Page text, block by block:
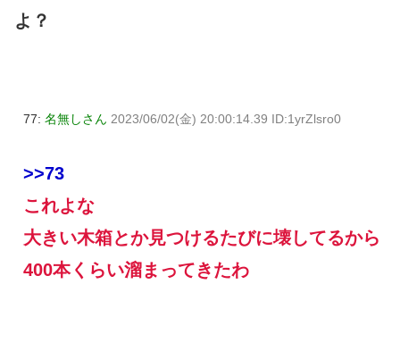
よ？
77: 名無しさん 2023/06/02(金) 20:00:14.39 ID:1yrZlsro0
>>73
これよな
大きい木箱とか見つけるたびに壊してるから
400本くらい溜まってきたわ